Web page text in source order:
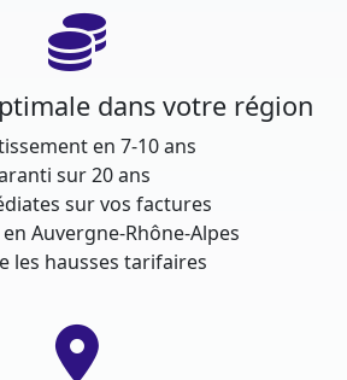
dans votre région
en 7-10 ans
sur 20 ans
sur vos factures
Auvergne-Rhône-Alpes
les hausses tarifaires